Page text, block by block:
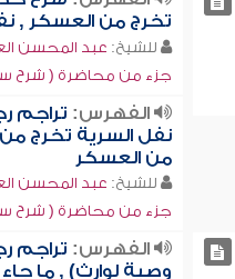
تخرج من العسكر ,
للشيخ: عبد المحسن
جزء من محاضرة ( شرح سنن
الفهرس: تراجم
نفل السرية تخرج
من العسكر
للشيخ: عبد المحسن
جزء من محاضرة ( شرح سنن
الفهرس: تراجم
وصية لوارث) , ما